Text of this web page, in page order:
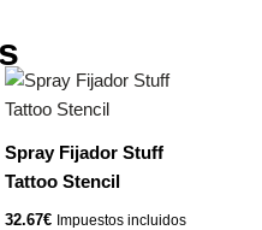
Spray Fijador Stuff
Tattoo Stencil
32.67€ Impuestos incluidos